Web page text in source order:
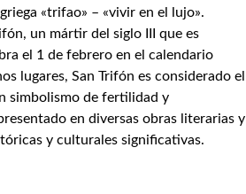
«trifao» – «vivir en el lujo».
un mártir del siglo III que es
el 1 de febrero en el calendario
lugares, San Trifón es considerado el
simbolismo de fertilidad y
en diversas obras literarias y
y culturales significativas.